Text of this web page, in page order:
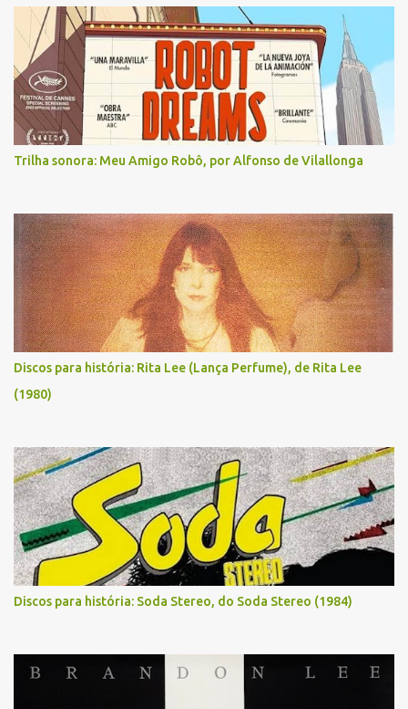
Trilha sonora: Meu Amigo Robô, por Alfonso de Vilallonga
Discos para história: Rita Lee (Lança Perfume), de Rita Lee
(1980)
Discos para história: Soda Stereo, do Soda Stereo (1984)